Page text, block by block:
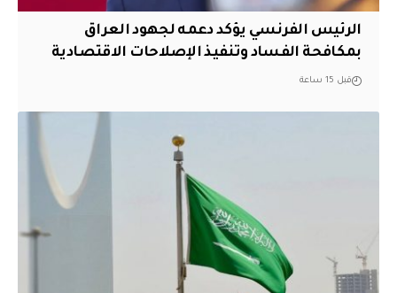
الرئيس الفرنسي يؤكد دعمه لجهود العراق
بمكافحة الفساد وتنفيذ الإصلاحات الاقتصادية
قبل 15 ساعة